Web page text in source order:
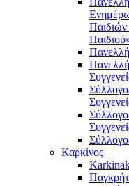
Παιδιών
Καρκίνος